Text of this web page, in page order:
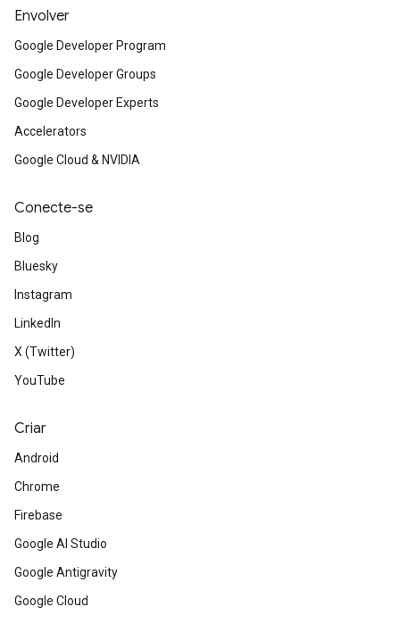
Envolver
Google Developer Program
Google Developer Groups
Google Developer Experts
Accelerators
Google Cloud & NVIDIA
Conecte-se
Blog
Bluesky
Instagram
LinkedIn
X (Twitter)
YouTube
Criar
Android
Chrome
Firebase
Google AI Studio
Google Antigravity
Google Cloud